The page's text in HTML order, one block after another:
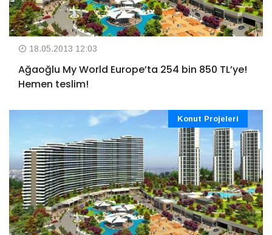
18.05.2013 12:03
Ağaoğlu My World Europe’ta 254 bin 850 TL’ye!
Hemen teslim!
Konut Projeleri